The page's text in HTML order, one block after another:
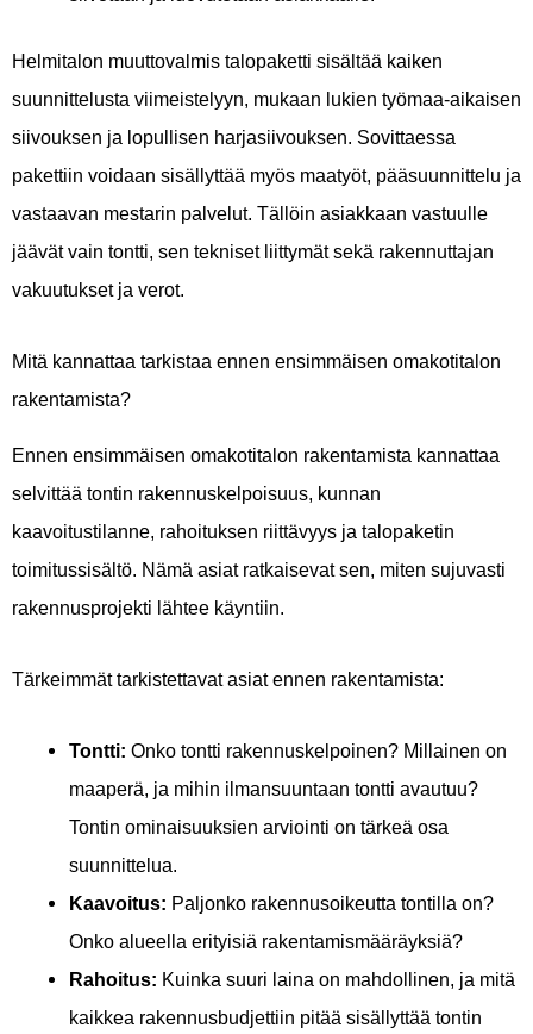
Helmitalon muuttovalmis talopaketti sisältää kaiken
suunnittelusta viimeistelyyn, mukaan lukien työmaa-aikaisen
siivouksen ja lopullisen harjasiivouksen. Sovittaessa
pakettiin voidaan sisällyttää myös maatyöt, pääsuunnittelu ja
vastaavan mestarin palvelut. Tällöin asiakkaan vastuulle
jäävät vain tontti, sen tekniset liittymät sekä rakennuttajan
vakuutukset ja verot.
Mitä kannattaa tarkistaa ennen ensimmäisen omakotitalon
rakentamista?
Ennen ensimmäisen omakotitalon rakentamista kannattaa
selvittää tontin rakennuskelpoisuus, kunnan
kaavoitustilanne, rahoituksen riittävyys ja talopaketin
toimitussisältö. Nämä asiat ratkaisevat sen, miten sujuvasti
rakennusprojekti lähtee käyntiin.
Tärkeimmät tarkistettavat asiat ennen rakentamista:
Tontti: Onko tontti rakennuskelpoinen? Millainen on
maaperä, ja mihin ilmansuuntaan tontti avautuu?
Tontin ominaisuuksien arviointi on tärkeä osa
suunnittelua.
Kaavoitus: Paljonko rakennusoikeutta tontilla on?
Onko alueella erityisiä rakentamismääräyksiä?
Rahoitus: Kuinka suuri laina on mahdollinen, ja mitä
kaikkea rakennusbudjettiin pitää sisällyttää tontin